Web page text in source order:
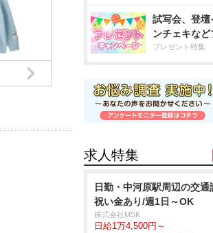
試写会、登壇
ンチェキなど
プレゼント特集
求人特集
日勤・中河原駅周辺の交
祝い金あり/週1日～OK
株式会社MSK
日給1万4,500円～